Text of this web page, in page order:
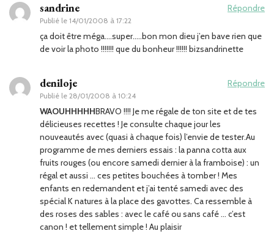
sandrine
Publié le 14/01/2008 à 17:22
Répondre
ça doit être méga….super…..bon mon dieu j’en bave rien que
de voir la photo !!!!!!! que du bonheur !!!!!! bizsandrinette
deniloje
Publié le 28/01/2008 à 10:24
Répondre
WAOUHHHHHBRAVO !!!! Je me régale de ton site et de tes
délicieuses recettes ! Je consulte chaque jour les
nouveautés avec (quasi à chaque fois) l’envie de tester.Au
programme de mes derniers essais : la panna cotta aux
fruits rouges (ou encore samedi dernier à la framboise) : un
régal et aussi … ces petites bouchées à tomber ! Mes
enfants en redemandent et j’ai tenté samedi avec des
spécial K natures à la place des gavottes. Ca ressemble à
des roses des sables : avec le café ou sans café … c’est
canon ! et tellement simple ! Au plaisir